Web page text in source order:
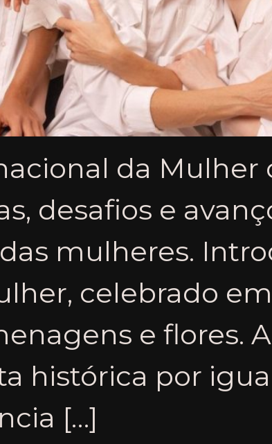
da Mulher
desafios e
mulheres.
celebrado
e flores.
histórica por
[…]